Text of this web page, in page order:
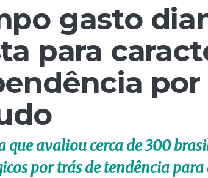
gasto
para
que avaliou cerca de 300
por trás de tendência